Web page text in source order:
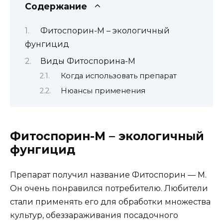
Содержание
Фитоспорин-М – экологичный
фунгицид
Виды Фитоспорина-М
Когда использовать препарат
Нюансы применения
Фитоспорин-М – экологичный
фунгицид
Препарат получил название Фитоспорин — М.
Он очень понравился потребителю. Любители
стали применять его для обработки множества
культур, обеззараживания посадочного